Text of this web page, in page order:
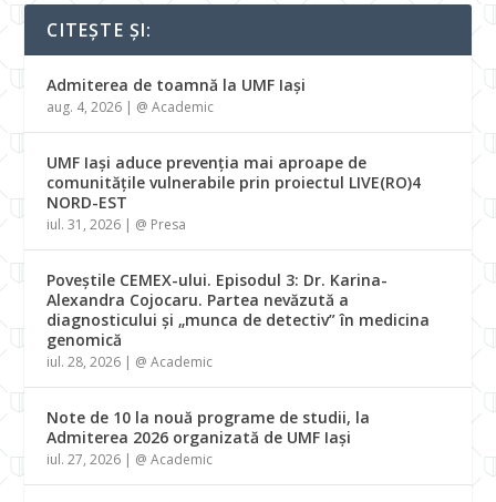
CITEȘTE ȘI:
Admiterea de toamnă la UMF Iași
aug. 4, 2026 | @ Academic
UMF Iași aduce prevenția mai aproape de
comunitățile vulnerabile prin proiectul LIVE(RO)4
NORD-EST
iul. 31, 2026 | @ Presa
Poveștile CEMEX-ului. Episodul 3: Dr. Karina-
Alexandra Cojocaru. Partea nevăzută a
diagnosticului și „munca de detectiv” în medicina
genomică
iul. 28, 2026 | @ Academic
Note de 10 la nouă programe de studii, la
Admiterea 2026 organizată de UMF Iași
iul. 27, 2026 | @ Academic